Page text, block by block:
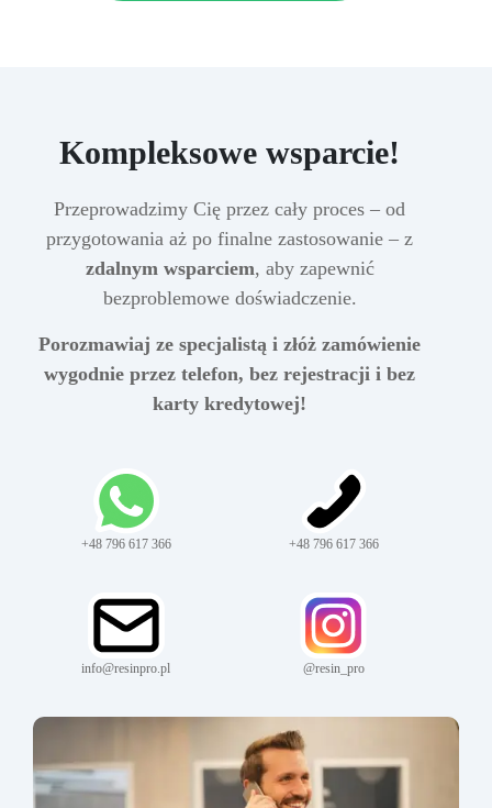
Kompleksowe wsparcie!
Przeprowadzimy Cię przez cały proces – od
przygotowania aż po finalne zastosowanie – z
zdalnym wsparciem, aby zapewnić
bezproblemowe doświadczenie.
Porozmawiaj ze specjalistą i złóż zamówienie
wygodnie przez telefon, bez rejestracji i bez
karty kredytowej!
+48 796 617 366 +48 796 617 366
info@resinpro.pl @resin_pro